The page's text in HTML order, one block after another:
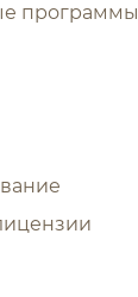
программы